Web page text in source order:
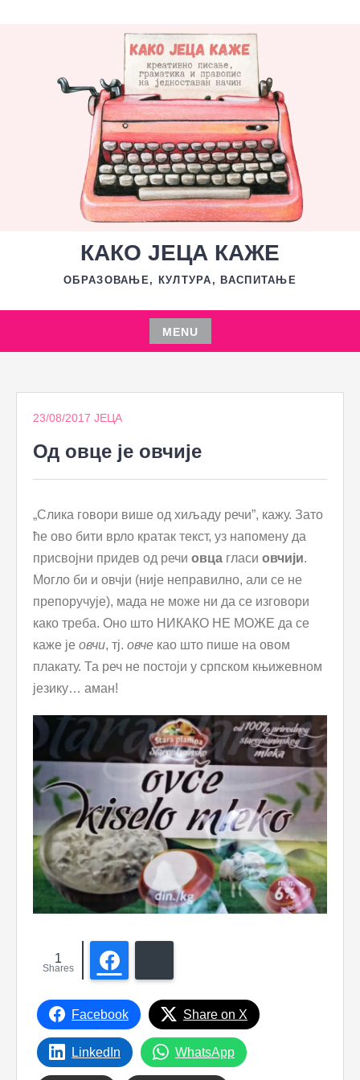
КАКО ЈЕЦА КАЖЕ
ОБРАЗОВАЊЕ, КУЛТУРА, ВАСПИТАЊЕ
MENU
Skip
content
23/08/2017 ЈЕЦА
Од овце је овчије
„Слика говори више од хиљаду речи”, кажу. Зато
ће ово бити врло кратак текст, уз напомену да
присвојни придев од речи овца гласи овчији.
Могло би и овчји (није неправилно, али се не
препоручује), мада не може ни да се изговори
како треба. Оно што НИКАКО НЕ МОЖЕ да се
каже је овчи, тј. овче као што пише на овом
плакату. Та реч не постоји у српском књижевном
језику… аман!
Shares
1
Facebook Share on X
LinkedIn WhatsApp